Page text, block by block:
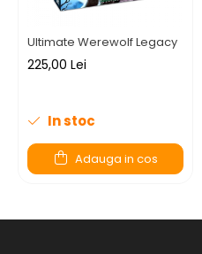
Ultimate Werewolf Legacy
225,00 Lei
In stoc
Adauga in cos